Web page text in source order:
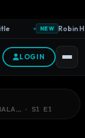
NEW Robin
LOGIN
· S1 E1